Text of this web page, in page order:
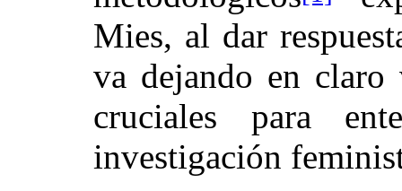
Mies, al dar
va dejando en claro
cruciales para
investigación